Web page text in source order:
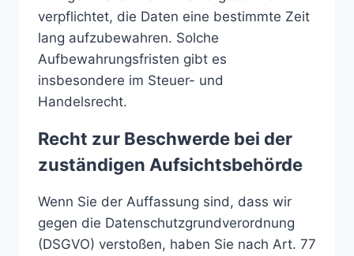
verpflichtet, die Daten eine bestimmte Zeit
lang aufzubewahren. Solche
Aufbewahrungsfristen gibt es
insbesondere im Steuer- und
Handelsrecht.
Recht zur Beschwerde bei der
zuständigen Aufsichtsbehörde
Wenn Sie der Auffassung sind, dass wir
gegen die Datenschutzgrundverordnung
(DSGVO) verstoßen, haben Sie nach Art. 77